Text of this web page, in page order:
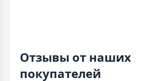
Отзывы от наших
покупателей